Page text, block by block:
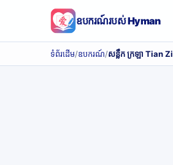
ឧបករណ៍របស់ Hyman
ទំព័រដើម/ឧបករណ៍/សន្លឹក ក្រឡា Tian Zi